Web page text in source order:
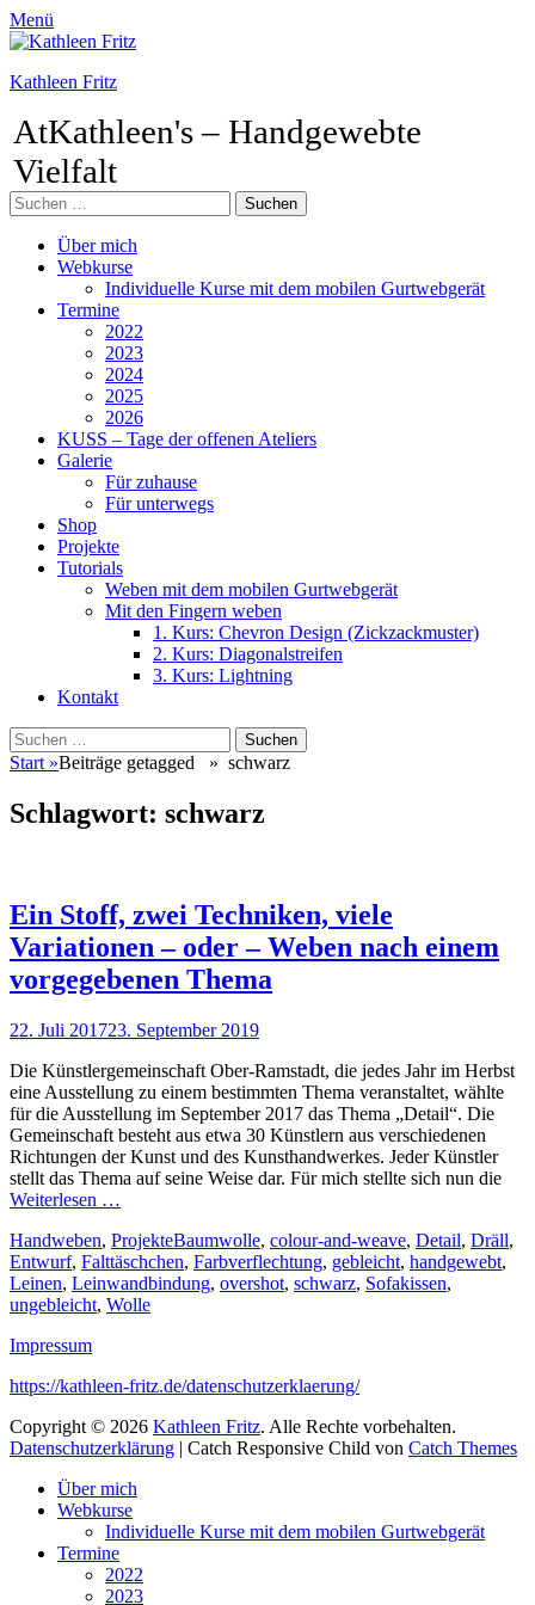
Menü
Kathleen Fritz
AtKathleen's – Handgewebte
Vielfalt
Suchen
nach:
Primäres
Menü
Zum
Inhalt
Über mich
Webkurse
Individuelle Kurse mit dem mobilen Gurtwebgerät
Termine
2022
2023
2024
2025
2026
KUSS – Tage der offenen Ateliers
Galerie
Für zuhause
Für unterwegs
Shop
Projekte
Tutorials
Weben mit dem mobilen Gurtwebgerät
Mit den Fingern weben
1. Kurs: Chevron Design (Zickzackmuster)
2. Kurs: Diagonalstreifen
3. Kurs: Lightning
Kontakt
Suchen
Suchen
nach:
Start »Beiträge getagged » schwarz
Schlagwort: schwarz
Ein Stoff, zwei Techniken, viele
Variationen – oder – Weben nach einem
vorgegebenen Thema
Veröffentlicht
22. Juli 201723. September 2019
Die Künstlergemeinschaft Ober-Ramstadt, die jedes Jahr im Herbst
eine Ausstellung zu einem bestimmten Thema veranstaltet, wählte
für die Ausstellung im September 2017 das Thema „Detail“. Die
Gemeinschaft besteht aus etwa 30 Künstlern aus verschiedenen
Richtungen der Kunst und des Kunsthandwerkes. Jeder Künstler
stellt das Thema auf seine Weise dar. Für mich stellte sich nun die
Weiterlesen …
Kategorien
Handweben, ProjekteSchlagworte
Baumwolle, colour-and-weave, Detail, Dräll,
Entwurf, Falttäschchen, Farbverflechtung, gebleicht, handgewebt,
Leinen, Leinwandbindung, overshot, schwarz, Sofakissen,
ungebleicht, Wolle
Impressum
https://kathleen-fritz.de/datenschutzerklaerung/
Copyright © 2026 Kathleen Fritz. Alle Rechte vorbehalten.
Datenschutzerklärung | Catch Responsive Child von Catch Themes
oben
scrollen
Über mich
Webkurse
Individuelle Kurse mit dem mobilen Gurtwebgerät
Termine
2022
2023